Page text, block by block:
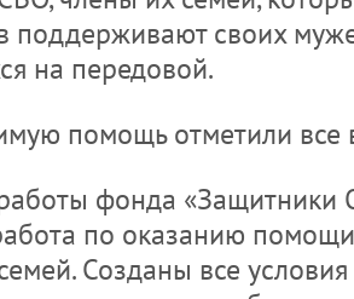
поддерживают своих
на передовой.
помощь отметили
фонда «Защитники
по оказанию
Созданы все